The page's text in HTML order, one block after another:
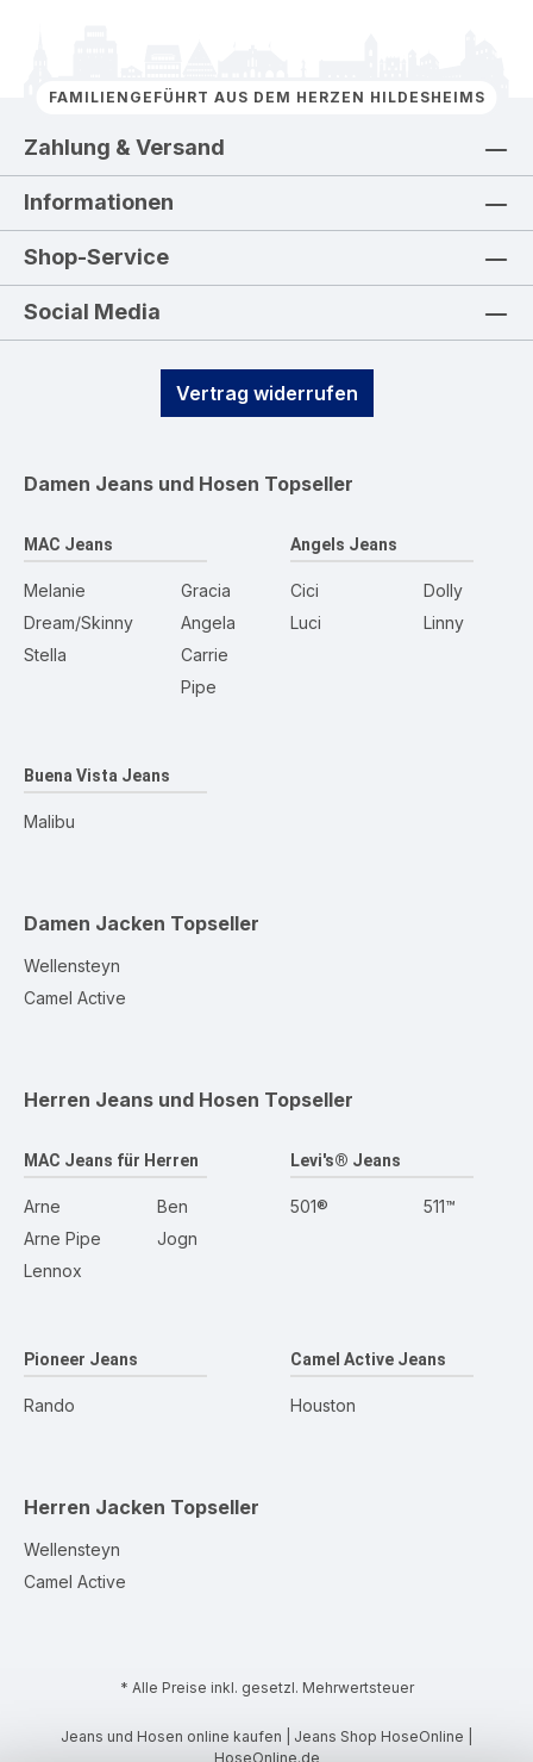
FAMILIENGEFÜHRT AUS DEM HERZEN HILDESHEIMS
Zahlung & Versand
Informationen
Shop-Service
Social Media
Vertrag widerrufen
Damen Jeans und Hosen Topseller
MAC Jeans
Melanie
Dream/Skinny
Stella
Gracia
Angela
Carrie
Pipe
Angels Jeans
Cici
Luci
Dolly
Linny
Buena Vista Jeans
Malibu
Damen Jacken Topseller
Wellensteyn
Camel Active
Herren Jeans und Hosen Topseller
MAC Jeans für Herren
Arne
Arne Pipe
Lennox
Ben
Jogn
Levi's® Jeans
501® 511™
Pioneer Jeans
Rando
Camel Active Jeans
Houston
Herren Jacken Topseller
Wellensteyn
Camel Active
* Alle Preise inkl. gesetzl. Mehrwertsteuer
Jeans und Hosen online kaufen | Jeans Shop HoseOnline |
HoseOnline.de